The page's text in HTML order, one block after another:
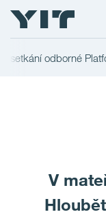
setkání odborné
V